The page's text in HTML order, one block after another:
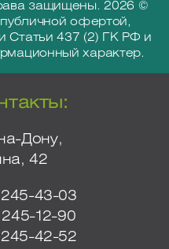
защищены. 2026 ©
офертой,
Статьи 437 (2) ГК РФ и
характер.
Дону,
42
43-03
12-90
42-52